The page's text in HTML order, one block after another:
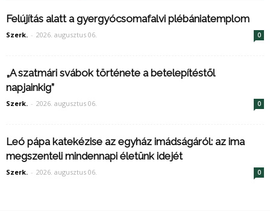
Felújítás alatt a gyergyócsomafalvi plébániatemplom
Szerk. - 2026. augusztus 06. 0
„A szatmári svábok története a betelepítéstől
napjainkig”
Szerk. - 2026. augusztus 06. 0
Leó pápa katekézise az egyház imádságáról: az ima
megszenteli mindennapi életünk idejét
Szerk. - 2026. augusztus 06. 0